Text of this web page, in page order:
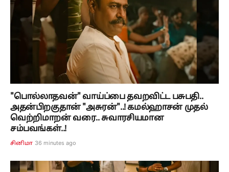
"பொல்லாதவன்" வாய்ப்பை தவறவிட்ட பசுபதி..
அதன்பிறகுதான் "அசுரன்"..! கமல்ஹாசன் முதல்
வெற்றிமாறன் வரை.. சுவாரசியமான
சம்பவங்கள்..!
சினிமா 36 minutes ago